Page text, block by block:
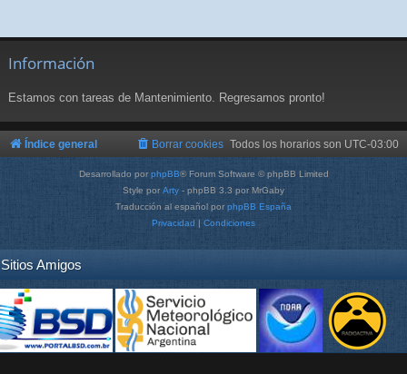
Información
Estamos con tareas de Mantenimiento. Regresamos pronto!
Índice general Todos los horarios son UTC-03:00
Borrar cookies
Desarrollado por phpBB® Forum Software © phpBB Limited
Style por Arty - phpBB 3.3 por MrGaby
Traducción al español por phpBB España
Privacidad | Condiciones
Sitios Amigos